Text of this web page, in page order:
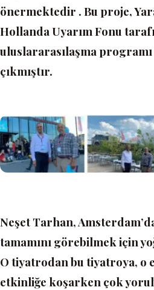
önermektedir . Bu proje,
Hollanda Uyarım Fonu
uluslararasılaşma
çıkmıştır.
Neşet Tarhan,
tamamını görebilmek için
O tiyatrodan bu tiyatroya, o
etkinliğe koşarken çok